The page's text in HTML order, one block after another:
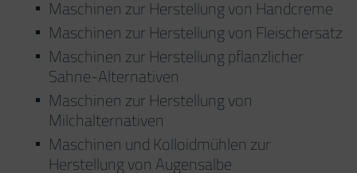
Maschinen zur Herstellung von Handcreme
Maschinen zur Herstellung von Fleischersatz
Maschinen zur Herstellung pflanzlicher
Sahne-Alternativen
Maschinen zur Herstellung von
Milchalternativen
Maschinen und Kolloidmühlen zur
Herstellung von Augensalbe